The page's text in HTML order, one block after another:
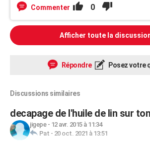
Commenter 0
Afficher toute la
Répondre Posez votre
Discussions similaires
decapage de l'huile de lin sur
jigepe- 12 avr. 2015 à 11:34
Pat - 20 oct. 2021 à 13:51